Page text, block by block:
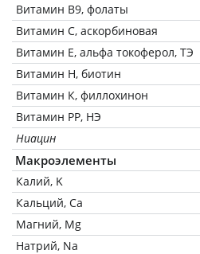
Витамин В9, фолаты
Витамин C, аскорбиновая
Витамин Е, альфа токоферол, ТЭ
Витамин Н, биотин
Витамин К, филлохинон
Витамин РР, НЭ
Ниацин
Макроэлементы
Калий, K
Кальций, Ca
Магний, Mg
Натрий, Na